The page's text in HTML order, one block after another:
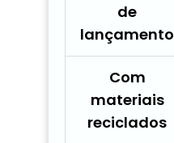
de
lançamento
Com
materiais
reciclados